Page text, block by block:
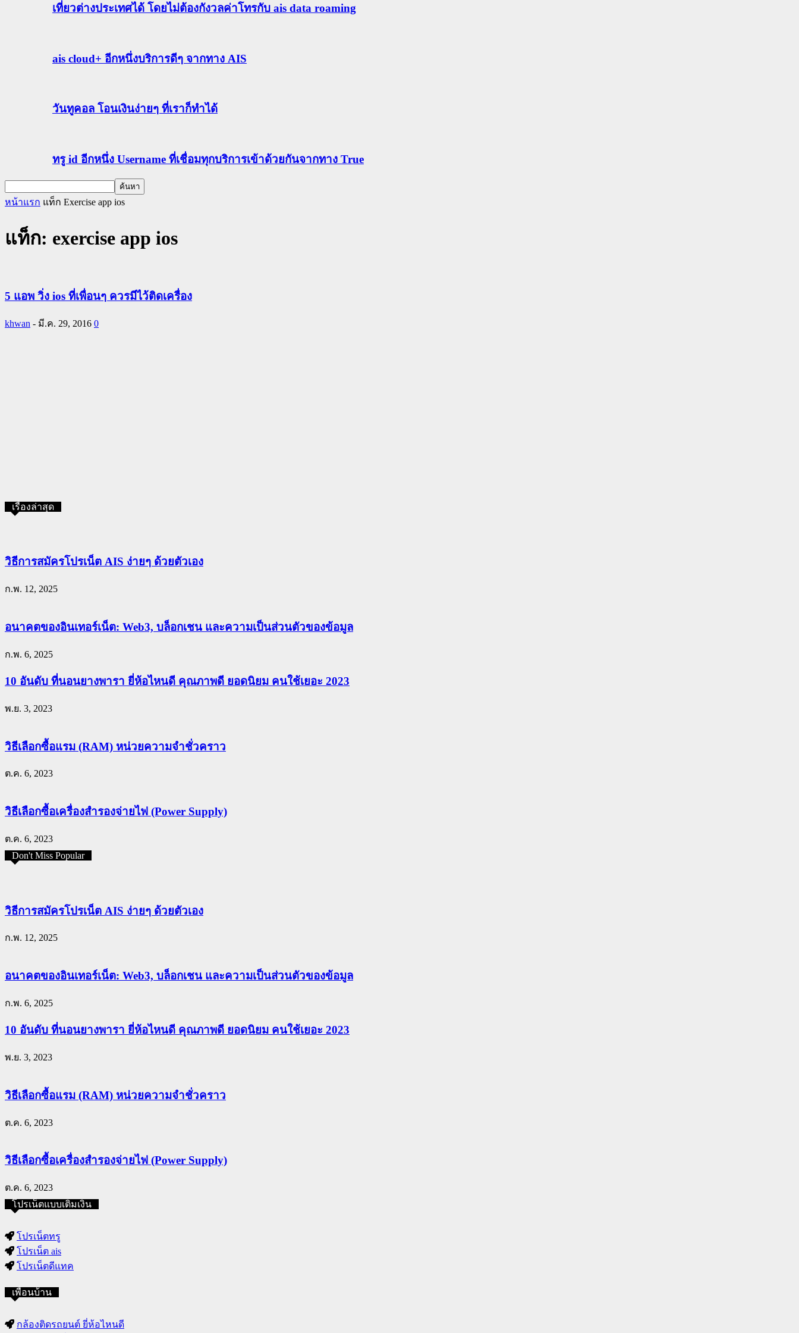
เที่ยวต่างประเทศได้ โดยไม่ต้องกังวลค่าโทรกับ ais data roaming
ais cloud+ อีกหนึ่งบริการดีๆ จากทาง AIS
วันทูคอล โอนเงินง่ายๆ ที่เราก็ทำได้
ทรู id อีกหนึ่ง Username ที่เชื่อมทุกบริการเข้าด้วยกันจากทาง True
หน้าแรก แท็ก Exercise app ios
แท็ก: exercise app ios
5 แอพ วิ่ง ios ที่เพื่อนๆ ควรมีไว้ติดเครื่อง
khwan - มี.ค. 29, 2016 0
เรื่องล่าสุด
วิธีการสมัครโปรเน็ต AIS ง่ายๆ ด้วยตัวเอง
ก.พ. 12, 2025
อนาคตของอินเทอร์เน็ต: Web3, บล็อกเชน และความเป็นส่วนตัวของข้อมูล
ก.พ. 6, 2025
10 อันดับ ที่นอนยางพารา ยี่ห้อไหนดี คุณภาพดี ยอดนิยม คนใช้เยอะ 2023
พ.ย. 3, 2023
วิธีเลือกซื้อแรม (RAM) หน่วยความจำชั่วคราว
ต.ค. 6, 2023
วิธีเลือกซื้อเครื่องสำรองจ่ายไฟ (Power Supply)
ต.ค. 6, 2023
Don't Miss Popular
วิธีการสมัครโปรเน็ต AIS ง่ายๆ ด้วยตัวเอง
ก.พ. 12, 2025
อนาคตของอินเทอร์เน็ต: Web3, บล็อกเชน และความเป็นส่วนตัวของข้อมูล
ก.พ. 6, 2025
10 อันดับ ที่นอนยางพารา ยี่ห้อไหนดี คุณภาพดี ยอดนิยม คนใช้เยอะ 2023
พ.ย. 3, 2023
วิธีเลือกซื้อแรม (RAM) หน่วยความจำชั่วคราว
ต.ค. 6, 2023
วิธีเลือกซื้อเครื่องสำรองจ่ายไฟ (Power Supply)
ต.ค. 6, 2023
โปรเน็ตแบบเติมเงิน
โปรเน็ตทรู
โปรเน็ต ais
โปรเน็ตดีแทค
เพื่อนบ้าน
กล้องติดรถยนต์ ยี่ห้อไหนดี